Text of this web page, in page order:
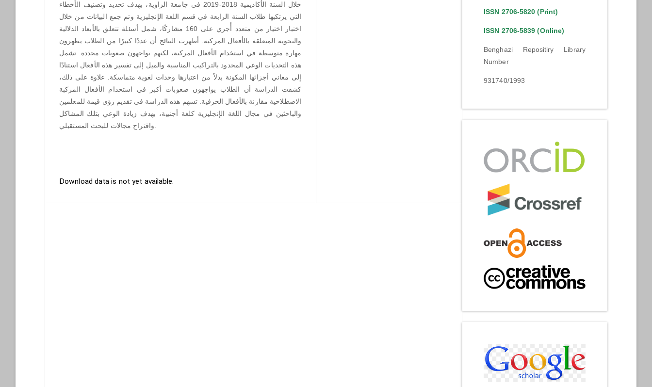
خلال السنة الأكاديمية 2018-2019 في جامعة الزاوية، بهدف تحديد وتصنيف الأخطاء
التي يرتكبها طلاب السنة الرابعة في قسم اللغة الإنجليزية وتم جمع البيانات من خلال
اختبار اختيار من متعدد أُجري على 160 مشاركًا، شمل أسئلة تتعلق بالأبعاد الدلالية
والنحوية المتعلقة بالأفعال المركبة. أظهرت النتائج أن عددًا كبيرًا من الطلاب يظهرون
مهارة متوسطة في استخدام الأفعال المركبة، لكنهم يواجهون صعوبات محددة. تشمل
هذه التحديات الوعي المحدود بالتراكيب المناسبة والميل إلى تفسير هذه الأفعال استنادًا
إلى معاني أجزائها المكونة بدلاً من اعتبارها وحدات لغوية متماسكة. علاوة على ذلك،
كشفت الدراسة أن الطلاب يواجهون صعوبات أكبر في استخدام الأفعال المركبة
الاصطلاحية مقارنة بالأفعال الحرفية. تسهم هذه الدراسة في تقديم رؤى قيمة للمعلمين
والباحثين في مجال اللغة الإنجليزية كلغة أجنبية، بهدف زيادة الوعي بتلك المشاكل
Download data is not yet available.
ISSN 2706-5820 (Print)
ISSN 2706-5839 (Online)
Benghazi Repositiry Library
Number
931740/1993